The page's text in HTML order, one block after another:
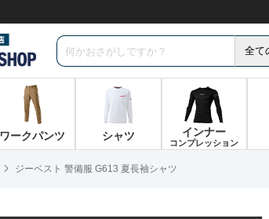
ワークパンツ シャツ インナー
コンプレッション
ジーベスト 警備服 G613 夏長袖シャツ